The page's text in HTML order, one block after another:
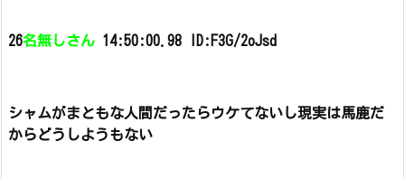
26名無しさん 14:50:00.98 ID:F3G/2oJsd
シャムがまともな人間だったらウケてないし現実は馬鹿だ
からどうしようもない